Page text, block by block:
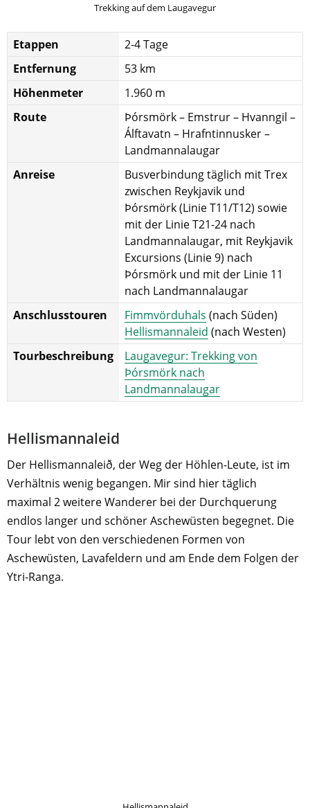
Trekking auf dem Laugavegur
Etappen
2-4 Tage
Entfernung
53 km
Höhenmeter
1.960 m
Route
Þórsmörk – Emstrur – Hvanngil –
Álftavatn – Hrafntinnusker –
Landmannalaugar
Anreise
Busverbindung täglich mit Trex
zwischen Reykjavik und
Þórsmörk (Linie T11/T12) sowie
mit der Linie T21-24 nach
Landmannalaugar, mit Reykjavik
Excursions (Linie 9) nach
Þórsmörk und mit der Linie 11
nach Landmannalaugar
Anschlusstouren
Fimmvörduhals (nach Süden)
Hellismannaleid (nach Westen)
Tourbeschreibung
Laugavegur: Trekking von
Þórsmörk nach
Landmannalaugar
Hellismannaleid
Der Hellismannaleið, der Weg der Höhlen-Leute, ist im
Verhältnis wenig begangen. Mir sind hier täglich
maximal 2 weitere Wanderer bei der Durchquerung
endlos langer und schöner Aschewüsten begegnet. Die
Tour lebt von den verschiedenen Formen von
Aschewüsten, Lavafeldern und am Ende dem Folgen der
Ytri-Ranga.